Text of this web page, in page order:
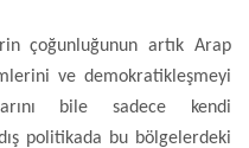
çoğunluğunun artık Arap
ve demokratikleşmeyi
bile sadece kendi
politikada bu bölgelerdeki